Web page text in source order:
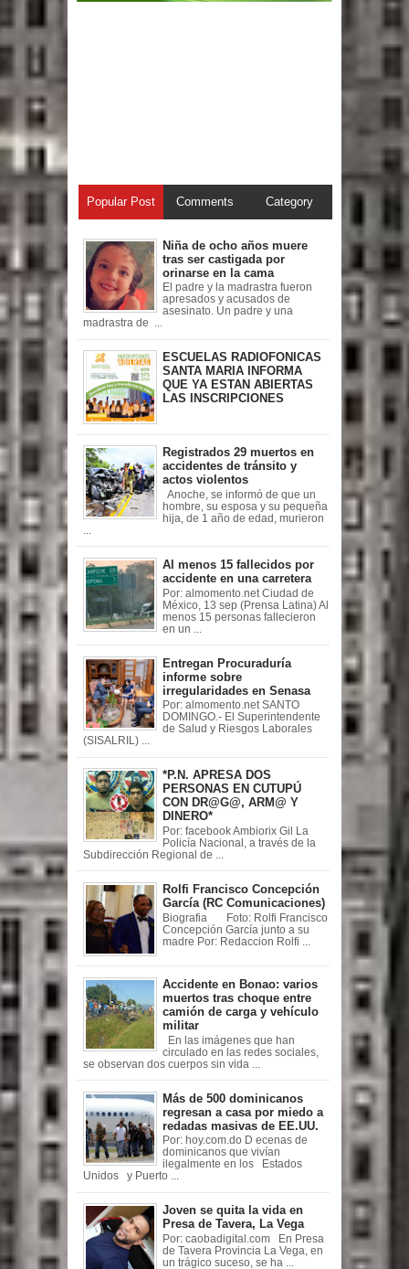
Popular Post Comments Category
Niña de ocho años muere
tras ser castigada por
orinarse en la cama
El padre y la madrastra fueron
apresados y acusados de
asesinato. Un padre y una
madrastra de ...
ESCUELAS RADIOFONICAS
SANTA MARIA INFORMA
QUE YA ESTAN ABIERTAS
LAS INSCRIPCIONES
Registrados 29 muertos en
accidentes de tránsito y
actos violentos
Anoche, se informó de que un
hombre, su esposa y su pequeña
hija, de 1 año de edad, murieron
Al menos 15 fallecidos por
accidente en una carretera
Por: almomento.net Ciudad de
México, 13 sep (Prensa Latina) Al
menos 15 personas fallecieron
en un ...
Entregan Procuraduría
informe sobre
irregularidades en Senasa
Por: almomento.net SANTO
DOMINGO.- El Superintendente
de Salud y Riesgos Laborales
(SISALRIL) ...
*P.N. APRESA DOS
PERSONAS EN CUTUPÚ
CON DR@G@, ARM@ Y
DINERO*
Por: facebook Ambiorix Gil La
Policía Nacional, a través de la
Subdirección Regional de ...
Rolfi Francisco Concepción
García (RC Comunicaciones)
Biografia Foto: Rolfi Francisco
Concepción García junto a su
madre Por: Redaccion Rolfi ...
Accidente en Bonao: varios
muertos tras choque entre
camión de carga y vehículo
militar
En las imágenes que han
circulado en las redes sociales,
se observan dos cuerpos sin vida ...
Más de 500 dominicanos
regresan a casa por miedo a
redadas masivas de EE.UU.
Por: hoy.com.do D ecenas de
dominicanos que vivían
ilegalmente en los Estados
Unidos y Puerto ...
Joven se quita la vida en
Presa de Tavera, La Vega
Por: caobadigital.com En Presa
de Tavera Provincia La Vega, en
un trágico suceso, se ha ...